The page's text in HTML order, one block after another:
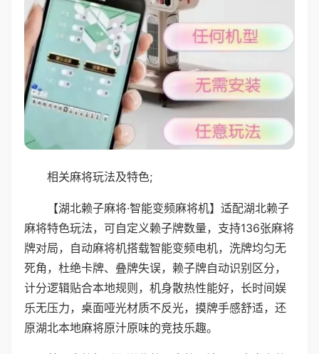
相关麻将玩法及特色;
【湖北赖子麻将·智能变频麻将机】适配湖北赖子
麻将特色玩法，可自定义赖子牌数量，支持136张麻将
牌对局，自动麻将机搭载智能变频电机，洗牌均匀无
死角，杜绝卡牌、叠牌失误，赖子牌自动识别区分，
计分逻辑贴合本地规则，机身散热性能好，长时间娱
乐无压力，桌面哑光材质不反光，摸牌手感舒适，还
原湖北本地麻将原汁原味的竞技乐趣。